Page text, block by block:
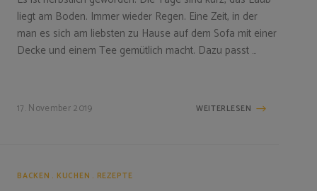
liegt am Boden. Immer wieder Regen. Eine Zeit, in der
man es sich am liebsten zu Hause auf dem Sofa mit einer
Decke und einem Tee gemütlich macht. Dazu passt …
17. November 2019 WEITERLESEN
BACKEN KUCHEN REZEPTE